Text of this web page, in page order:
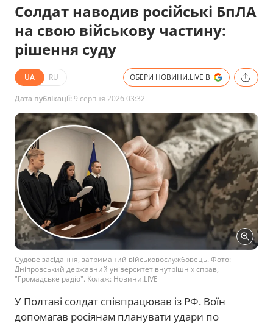
Солдат наводив російські БпЛА
на свою військову частину:
рішення суду
UA RU ОБЕРИ НОВИНИ.LIVE В
Дата публікації:9 серпня 2026 03:32
Судове засідання, затриманий військовослужбовець. Фото:
Дніпровський державний університет внутрішніх справ,
"Громадське радіо". Колаж: Новини.LIVE
У Полтаві солдат співпрацював із РФ. Воїн
допомагав росіянам планувати удари по